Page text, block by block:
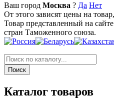
Ваш город Москва ? Да Нет
От этого зависят цены на
Товар представленный на
стран Таможенного союза.
Каталог товаров